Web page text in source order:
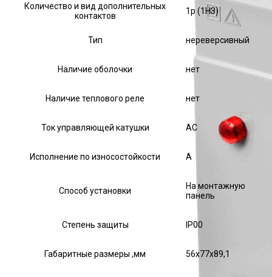
Количество и вид дополнительных
контактов
1р (1НЗ)
Тип нереверсивный
Наличие оболочки нет
Наличие теплового реле нет
Ток управляющей катушки АС
Исполнение по износостойкости А
Способ установки
На монтажную
панель
Степень защиты IP00
Габаритные размеры ,мм 56х77х89,1